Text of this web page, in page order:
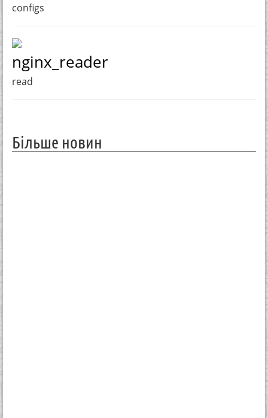
configs
nginx_reader
read
Більше новин